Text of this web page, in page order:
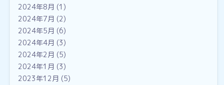
2024年8月 (1)
2024年7月 (2)
2024年5月 (6)
2024年4月 (3)
2024年2月 (5)
2024年1月 (3)
2023年12月 (5)